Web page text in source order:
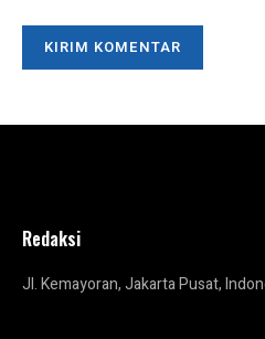
Redaksi
Jl. Kemayoran, Jakarta Pusat,